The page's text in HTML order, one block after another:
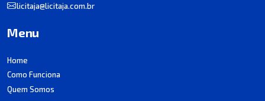
licitaja@licitaja.com.br
Menu
Home
Como Funciona
Quem Somos